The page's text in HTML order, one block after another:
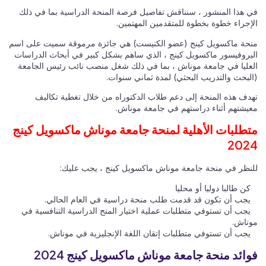
في هذا المنشور ، سنناقش تفاصيل فرصة المنحة الدراسية بما في ذلك
الإجراء خطوة بخطوة للمتقدمين المهتمين.
منحة ماكسويل كينج (عضو الكنيست) هي جائزة مرموقة سميت على اسم
البروفيسور ماكسويل كينج ، الذي ساهم بشكل كبير في أبحاث الدراسات
العليا في جامعة موناش ، بما في ذلك شغل منصب نائب رئيس الجامعة
(البحث والتدريب البحثي) لمدة ثماني سنوات.
تهدف هذه المنحة إلى دعم طلاب الدكتوراه من خلال تغطية تكاليف
معيشتهم أثناء دراستهم في جامعة موناش.
متطلبات الأهلية لمنحة جامعة موناش ماكسويل كينج
2024
للنظر في منحة جامعة موناش ماكسويل كينج ، يجب عليك:
كن طالبا دوليا أو محليا
يجب أن تكون قد قدمت طلب منحة دراسية في العام الحالي.
يجب أن تستوفي متطلبات عملية اختيار المنح الدراسية التنافسية في
موناش.
يجب أن تستوفي متطلبات إتقان اللغة الإنجليزية في موناش.
فوائد منحة جامعة موناش ماكسويل كينج 2024